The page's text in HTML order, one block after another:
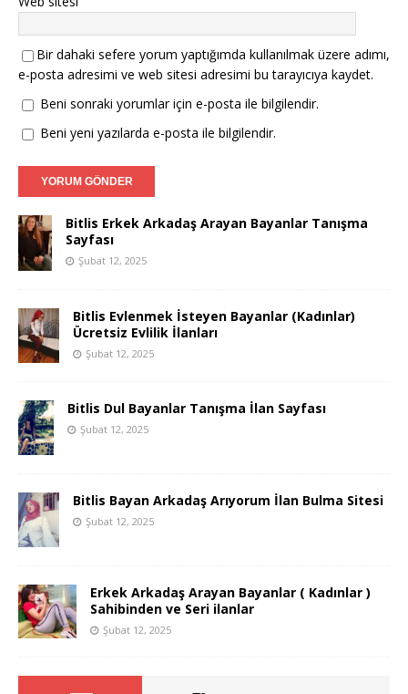
Bir dahaki sefere yorum yaptığımda kullanılmak üzere adımı,
e-posta adresimi ve web sitesi adresimi bu tarayıcıya kaydet.
Beni sonraki yorumlar için e-posta ile bilgilendir.
Beni yeni yazılarda e-posta ile bilgilendir.
Bitlis Erkek Arkadaş Arayan Bayanlar Tanışma
Sayfası
Şubat 12, 2025
Bitlis Evlenmek İsteyen Bayanlar (Kadınlar)
Ücretsiz Evlilik İlanları
Şubat 12, 2025
Bitlis Dul Bayanlar Tanışma İlan Sayfası
Şubat 12, 2025
Bitlis Bayan Arkadaş Arıyorum İlan Bulma Sitesi
Şubat 12, 2025
Erkek Arkadaş Arayan Bayanlar ( Kadınlar )
Sahibinden ve Seri ilanlar
Şubat 12, 2025